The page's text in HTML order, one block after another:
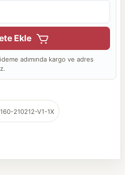
Ekle
adımında kargo ve adres
210212-V1-1X